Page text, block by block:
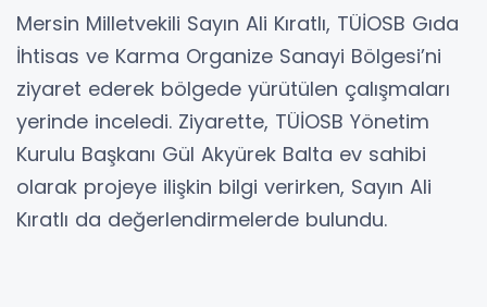
Mersin Milletvekili Sayın Ali Kıratlı, TÜİOSB Gıda
İhtisas ve Karma Organize Sanayi Bölgesi’ni
ziyaret ederek bölgede yürütülen çalışmaları
yerinde inceledi. Ziyarette, TÜİOSB Yönetim
Kurulu Başkanı Gül Akyürek Balta ev sahibi
olarak projeye ilişkin bilgi verirken, Sayın Ali
Kıratlı da değerlendirmelerde bulundu.